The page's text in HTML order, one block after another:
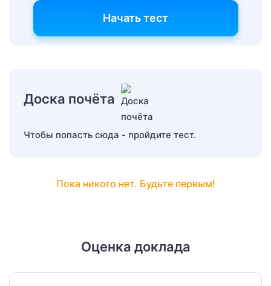
Начать тест
Доска почёта
Чтобы попасть сюда - пройдите тест.
Пока никого нет. Будьте первым!
Оценка доклада